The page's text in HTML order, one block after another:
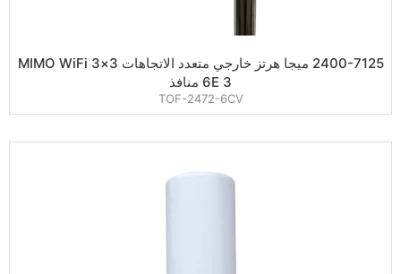
2400-7125 ميجا هرتز خارجي متعدد الاتجاهات 3×3 MIMO WiFi
6E 3 منافذ
TOF-2472-6CV